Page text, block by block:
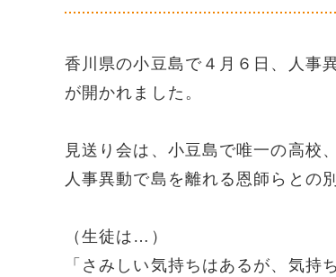
香川県の小豆島で４月６日、人事
が開かれました。
見送り会は、小豆島で唯一の高校
人事異動で島を離れる恩師らとの
（生徒は…）
「さみしい気持ちはあるが、気